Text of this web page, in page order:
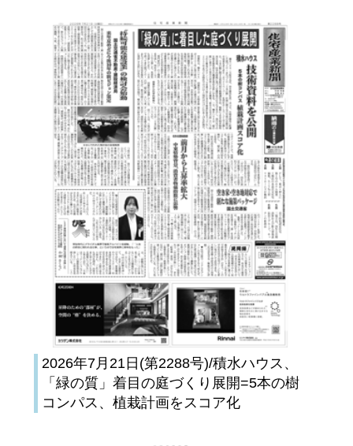
2026年7月21日(第2288号)/積水ハウス、
「緑の質」着目の庭づくり展開=5本の樹
コンパス、植栽計画をスコア化